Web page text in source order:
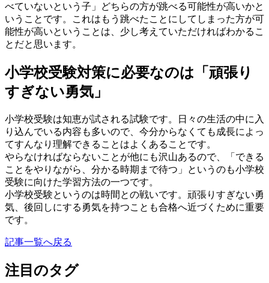
べていないという子」どちらの方が跳べる可能性が高いかと
いうことです。これはもう跳べたことにしてしまった方が可
能性が高いということは、少し考えていただければわかるこ
とだと思います。
小学校受験対策に必要なのは「頑張り
すぎない勇気」
小学校受験は知恵が試される試験です。日々の生活の中に入
り込んでいる内容も多いので、今分からなくても成長によっ
てすんなり理解できることはよくあることです。
やらなければならないことが他にも沢山あるので、「できる
ことをやりながら、分かる時期まで待つ」というのも小学校
受験に向けた学習方法の一つです。
小学校受験というのは時間との戦いです。頑張りすぎない勇
気、後回しにする勇気を持つことも合格へ近づくために重要
です。
記事一覧へ戻る
注目のタグ